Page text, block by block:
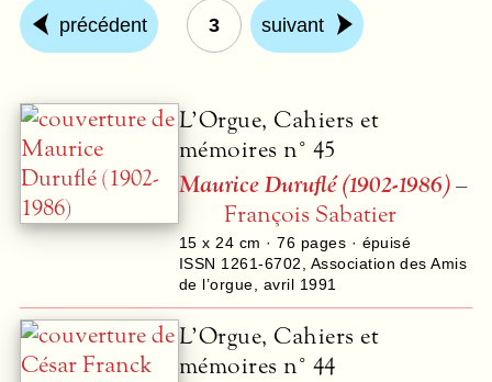
précédent 3 suivant
L’Orgue, Cahiers et
mémoires n° 45
Maurice Duruflé (1902-1986)–
François Sabatier
15 x 24 cm ·76 pages · épuisé
ISSN 1261-6702, Association des Amis
de l’orgue, avril 1991
L’Orgue, Cahiers et
mémoires n° 44